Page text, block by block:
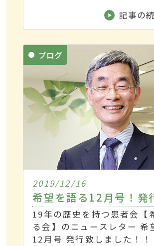
記事の
ブログ
2019/12/16
希望を語る12月号！発
19年の歴史を持つ患者会【
る会】のニュースレター 希
12月号 発行致しました！！